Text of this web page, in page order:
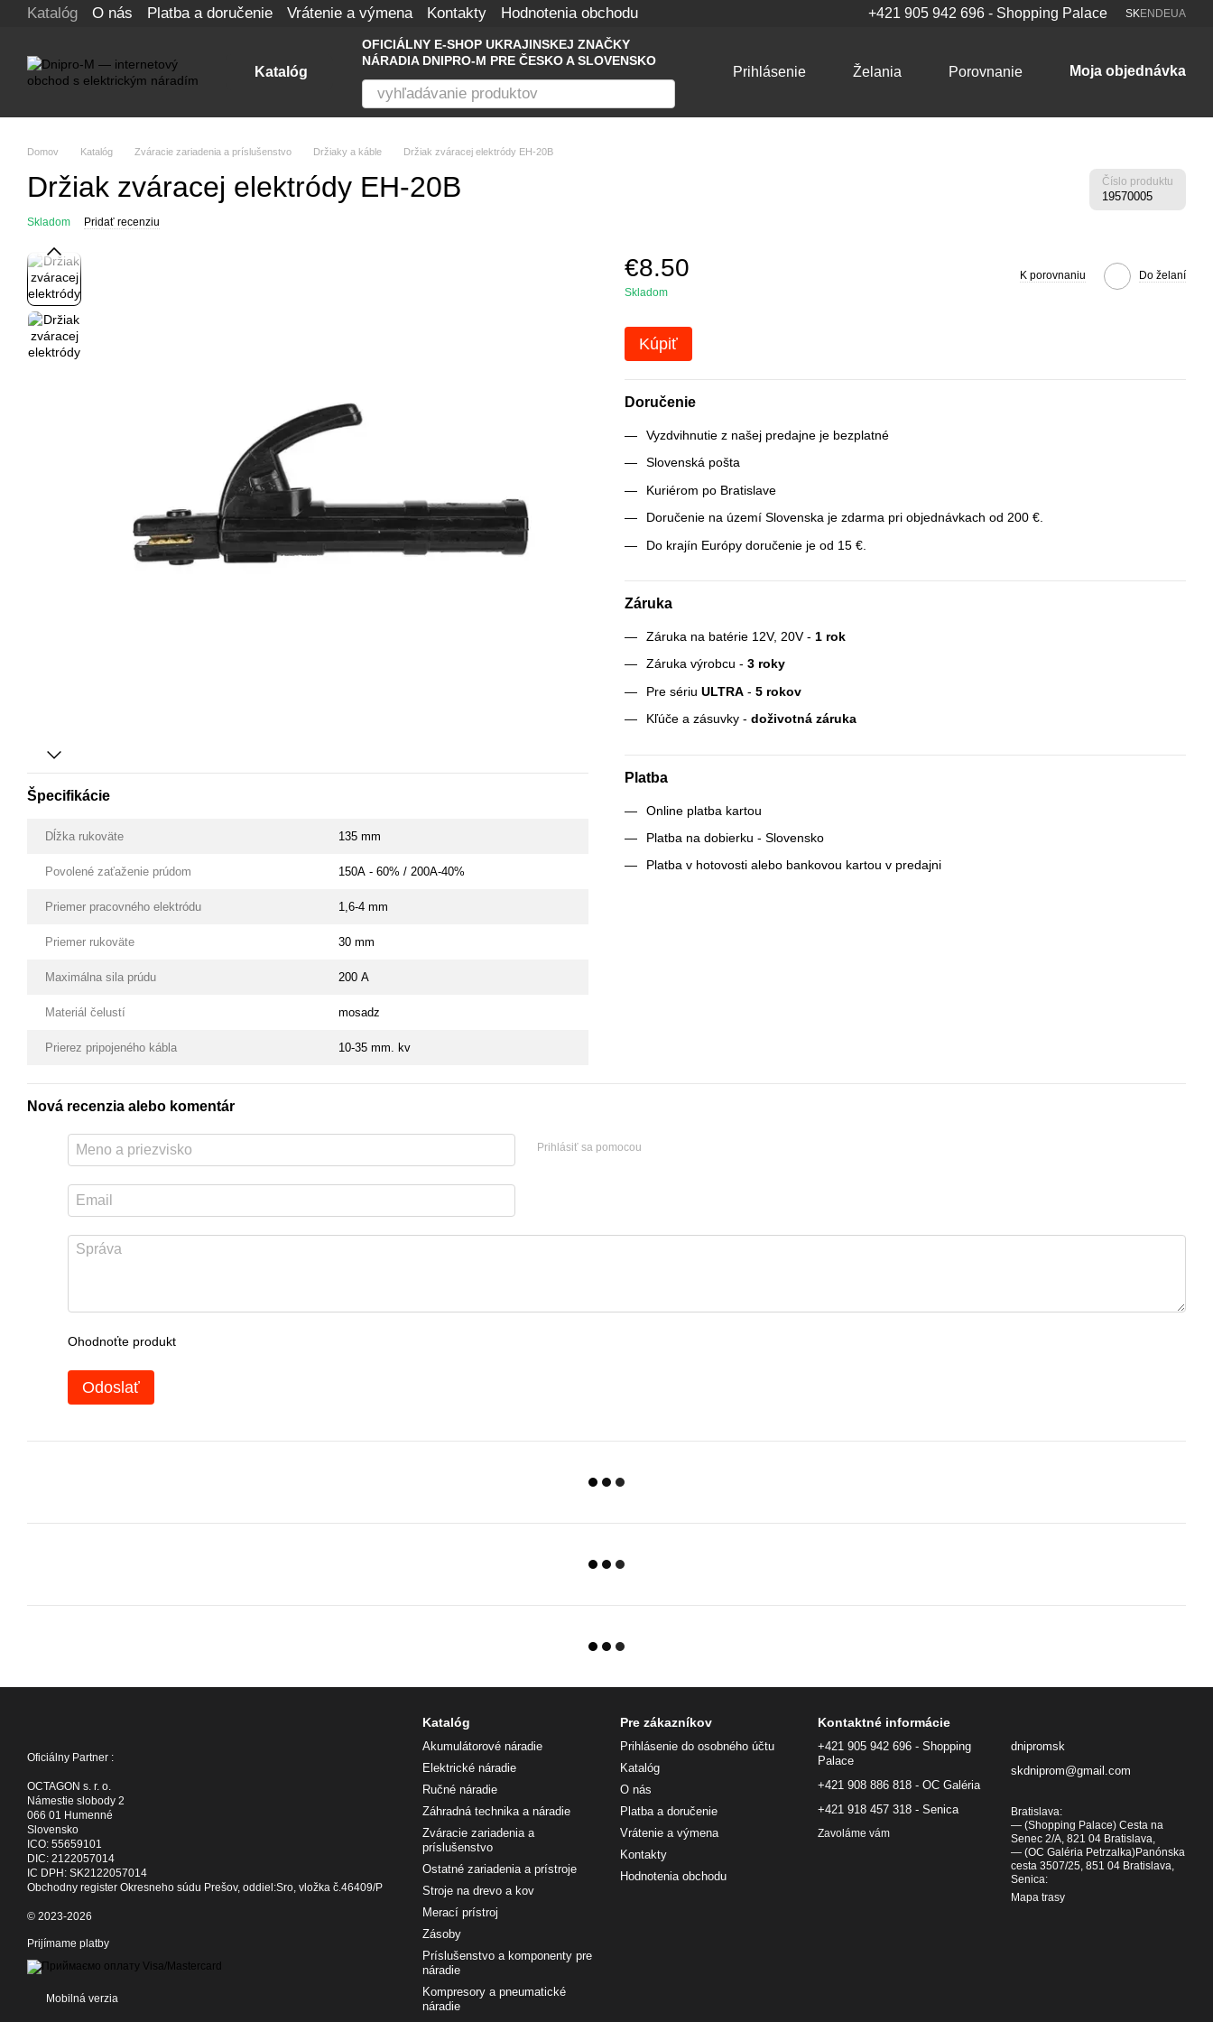
Перейти к основному контенту
Katalóg O nás Platba a doručenie Vrátenie a výmena Kontakty Hodnotenia obchodu +421 905 942 696 - Shopping Palace SKEN DEUA
Katalóg
OFICIÁLNY E-SHOP UKRAJINSKEJ ZNAČKY
NÁRADIA DNIPRO-M PRE ČESKO A SLOVENSKO
Prihlásenie Želania Porovnanie Moja objednávka
Domov Katalóg Zváracie zariadenia a príslušenstvo Držiaky a káble Držiak zváracej elektródy EH-20B
Držiak zváracej elektródy EH-20B Číslo produktu
19570005
Skladom Pridať recenziu
Špecifikácie
Dĺžka rukoväte 135 mm
Povolené zaťaženie prúdom 150А - 60% / 200А-40%
Priemer pracovného elektródu 1,6-4 mm
Priemer rukoväte 30 mm
Maximálna sila prúdu 200 А
Materiál čelustí mosadz
Prierez pripojeného kábla 10-35 mm. kv
€8.50
Skladom
K porovnaniu Do želaní
Kúpiť
Doručenie
Vyzdvihnutie z našej predajne je bezplatné
Slovenská pošta
Kuriérom po Bratislave
Doručenie na území Slovenska je zdarma pri objednávkach od 200 €.
Do krajín Európy doručenie je od 15 €.
Záruka
Záruka na batérie 12V, 20V - 1 rok
Záruka výrobcu - 3 roky
Pre sériu ULTRA - 5 rokov
Kľúče a zásuvky - doživotná záruka
Platba
Online platba kartou
Platba na dobierku - Slovensko
Platba v hotovosti alebo bankovou kartou v predajni
Nová recenzia alebo komentár
Prihlásiť sa pomocou
Ohodnoťte produkt
Odoslať
Oficiálny Partner :
OCTAGON s. r. o.
Námestie slobody 2
066 01 Humenné
Slovensko
ICO: 55659101
DIC: 2122057014
IC DPH: SK2122057014
Obchodny register Okresneho súdu Prešov, oddiel:Sro, vložka č.46409/P
© 2023-2026
Prijímame platby
Mobilná verzia
Katalóg
Akumulátorové náradie
Elektrické náradie
Ručné náradie
Záhradná technika a náradie
Zváracie zariadenia a
príslušenstvo
Ostatné zariadenia a prístroje
Stroje na drevo a kov
Merací prístroj
Zásoby
Príslušenstvo a komponenty pre
náradie
Kompresory a pneumatické
náradie
Pre zákazníkov
Prihlásenie do osobného účtu
Katalóg
O nás
Platba a doručenie
Vrátenie a výmena
Kontakty
Hodnotenia obchodu
Kontaktné informácie
+421 905 942 696 - Shopping
Palace
+421 908 886 818 - OC Galéria
+421 918 457 318 - Senica
Zavoláme vám
dnipromsk
skdniprom@gmail.com
Bratislava:
— (Shopping Palace) Cesta na
Senec 2/A, 821 04 Bratislava,
— (OC Galéria Petrzalka)Panónska
cesta 3507/25, 851 04 Bratislava,
Senica:
Mapa trasy